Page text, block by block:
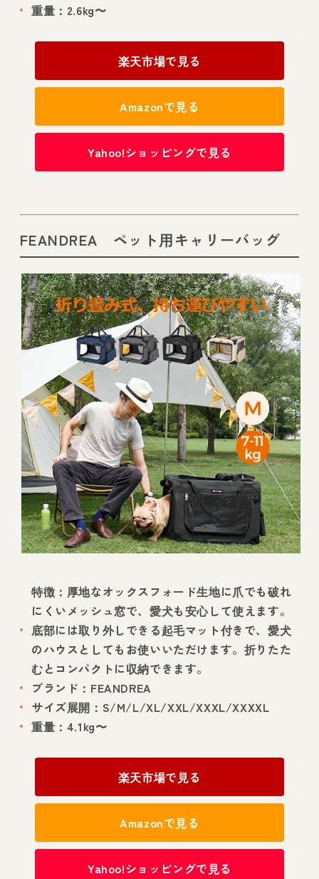
重量：2.6kg〜
楽天市場で見る
Amazonで見る
Yahoo!ショッピングで見る
FEANDREA ペット用キャリーバッグ
特徴：厚地なオックスフォード生地に爪でも破れ
にくいメッシュ窓で、愛犬も安心して使えます。
底部には取り外しできる起毛マット付きで、愛犬
のハウスとしてもお使いいただけます。折りたた
むとコンパクトに収納できます。
ブランド：FEANDREA
サイズ展開：S/M/L/XL/XXL/XXXL/XXXXL
重量：4.1kg〜
楽天市場で見る
Amazonで見る
Yahoo!ショッピングで見る